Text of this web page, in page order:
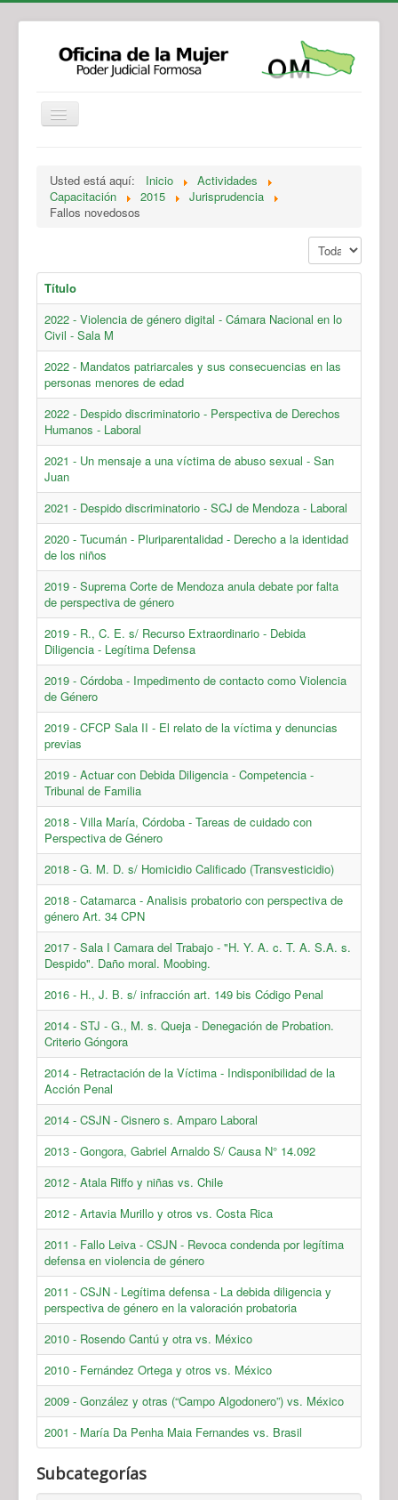
Legislación
Novedades
Recursos y Servicios de Atención
Usted está aquí: Inicio
Actividades
Capacitación
2015
Jurisprudencia
Fallos novedosos
Mostrar #
Título
2022 - Violencia de género digital - Cámara Nacional en lo
Civil - Sala M
2022 - Mandatos patriarcales y sus consecuencias en las
personas menores de edad
2022 - Despido discriminatorio - Perspectiva de Derechos
Humanos - Laboral
2021 - Un mensaje a una víctima de abuso sexual - San
Juan
2021 - Despido discriminatorio - SCJ de Mendoza - Laboral
2020 - Tucumán - Pluriparentalidad - Derecho a la identidad
de los niños
2019 - Suprema Corte de Mendoza anula debate por falta
de perspectiva de género
2019 - R., C. E. s/ Recurso Extraordinario - Debida
Diligencia - Legítima Defensa
2019 - Córdoba - Impedimento de contacto como Violencia
de Género
2019 - CFCP Sala II - El relato de la víctima y denuncias
previas
2019 - Actuar con Debida Diligencia - Competencia -
Tribunal de Familia
2018 - Villa María, Córdoba - Tareas de cuidado con
Perspectiva de Género
2018 - G. M. D. s/ Homicidio Calificado (Transvesticidio)
2018 - Catamarca - Analisis probatorio con perspectiva de
género Art. 34 CPN
2017 - Sala I Camara del Trabajo - "H. Y. A. c. T. A. S.A. s.
Despido". Daño moral. Moobing.
2016 - H., J. B. s/ infracción art. 149 bis Código Penal
2014 - STJ - G., M. s. Queja - Denegación de Probation.
Criterio Góngora
2014 - Retractación de la Víctima - Indisponibilidad de la
Acción Penal
2014 - CSJN - Cisnero s. Amparo Laboral
2013 - Gongora, Gabriel Arnaldo S/ Causa N° 14.092
2012 - Atala Riffo y niñas vs. Chile
2012 - Artavia Murillo y otros vs. Costa Rica
2011 - Fallo Leiva - CSJN - Revoca condenda por legítima
defensa en violencia de género
2011 - CSJN - Legítima defensa - La debida diligencia y
perspectiva de género en la valoración probatoria
2010 - Rosendo Cantú y otra vs. México
2010 - Fernández Ortega y otros vs. México
2009 - González y otras (“Campo Algodonero”) vs. México
2001 - María Da Penha Maia Fernandes vs. Brasil
Subcategorías